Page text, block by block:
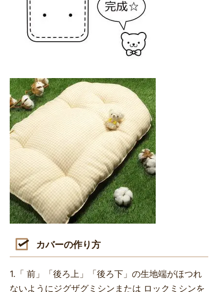
カバーの作り方
1.「 前」「後ろ上」「後ろ下」の⽣地端がほつれ
ないようにジグザグミシンまたは ロックミシンを